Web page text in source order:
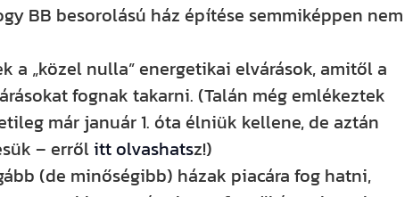
BB besorolású ház építése semmiképpen nem
a „közel nulla” energetikai elvárások, amitől a
fognak takarni. (Talán még emlékeztek
már január 1. óta élniük kellene, de aztán
– errőlitt olvashatsz!)
(de minőségibb) házak piacára fog hatni,